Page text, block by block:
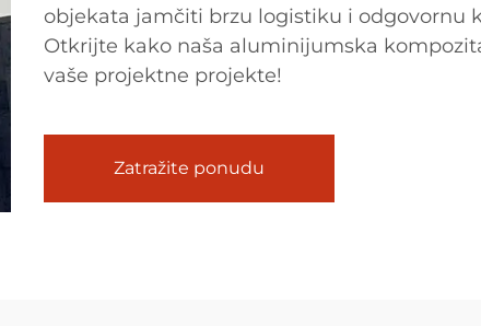
objekata jamčiti brzu logistiku i odgovornu
Otkrijte kako naša aluminijumska
vaše projektne projekte!
Zatražite ponudu